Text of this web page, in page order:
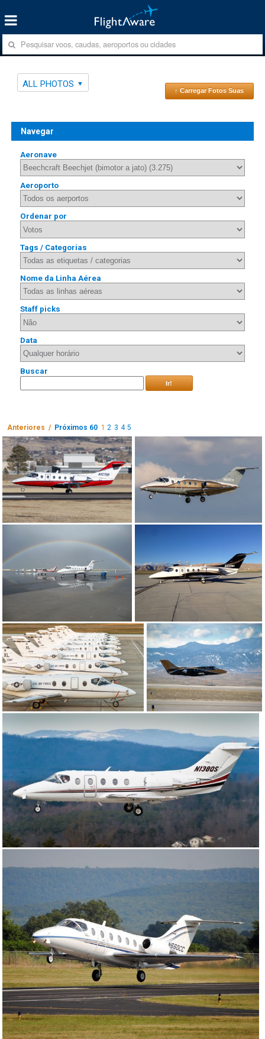
ALL PHOTOS
↑ Carregar Fotos Suas
Navegar
Aeronave
Aeroporto
Ordenar por
Tags / Categorias
Nome da Linha Aérea
Staff picks
Data
Buscar
Ir!
Anteriores / Próximos 60 1 2 3 4 5